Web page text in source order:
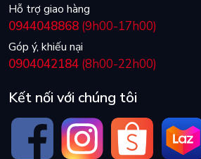
Hỗ trợ giao hàng
0944048868 (9h00-17h00)
Góp ý, khiếu nại
0904042184 (8h00-22h00)
Kết nối với chúng tôi